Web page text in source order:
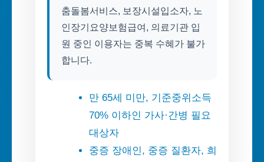
춤돌봄서비스, 보장시설입소자, 노
인장기요양보험급여, 의료기관 입
원 중인 이용자는 중복 수혜가 불가
합니다.
만 65세 미만, 기준중위소득
70% 이하인 가사·간병 필요
대상자
중증 장애인, 중증 질환자, 희